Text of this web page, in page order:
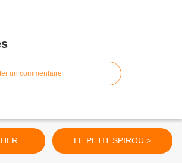
un commentaire
LE PETIT SPIROU >